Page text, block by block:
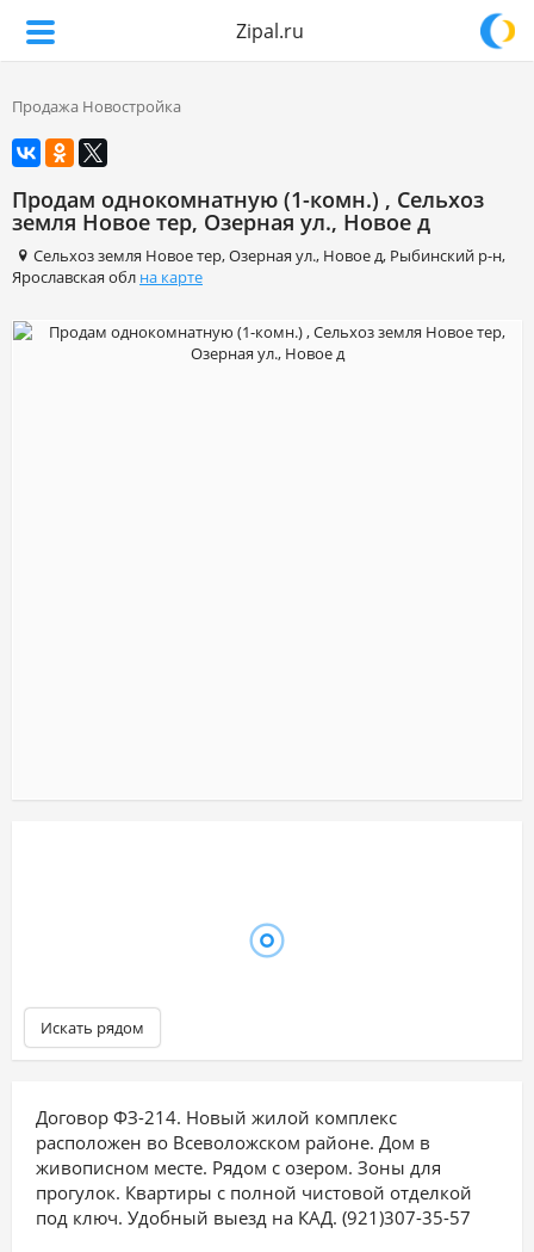
Zipal.ru
Продажа Новостройка
Продам однокомнатную (1-комн.) , Сельхоз
земля Новое тер, Озерная ул., Новое д
Сельхоз земля Новое тер,Озерная ул., Новое д, Рыбинский р-н,
Ярославская обл на карте
Искать рядом
Договор ФЗ-214. Новый жилой комплекс
расположен во Всеволожском районе. Дом в
живописном месте. Рядом с озером. Зоны для
прогулок. Квартиры с полной чистовой отделкой
под ключ. Удобный выезд на КАД. (921)307-35-57